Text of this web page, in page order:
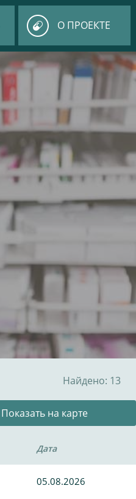
О ПРОЕКТЕ
Найдено: 13
Показать на карте
Дата
05.08.2026